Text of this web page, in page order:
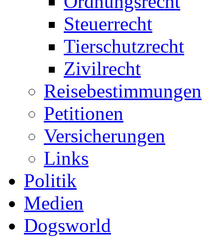
Steuerrecht
Tierschutzrecht
Zivilrecht
Reisebestimmungen
Petitionen
Versicherungen
Links
Politik
Medien
Dogsworld